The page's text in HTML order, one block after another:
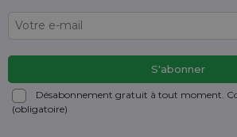
Désabonnement gratuit à tout moment.
(obligatoire)